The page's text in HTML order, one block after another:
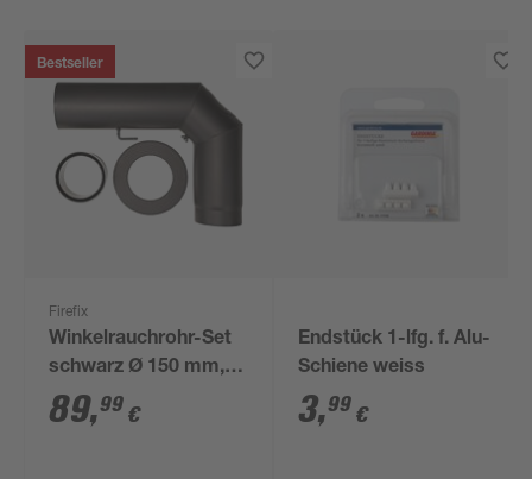
Bestseller
Firefix
Winkelrauchrohr-Set
schwarz Ø 150 mm,
3-teilig
89,99 €
Endstück 1-lfg. f. Alu-
Schiene weiss
3,99 €